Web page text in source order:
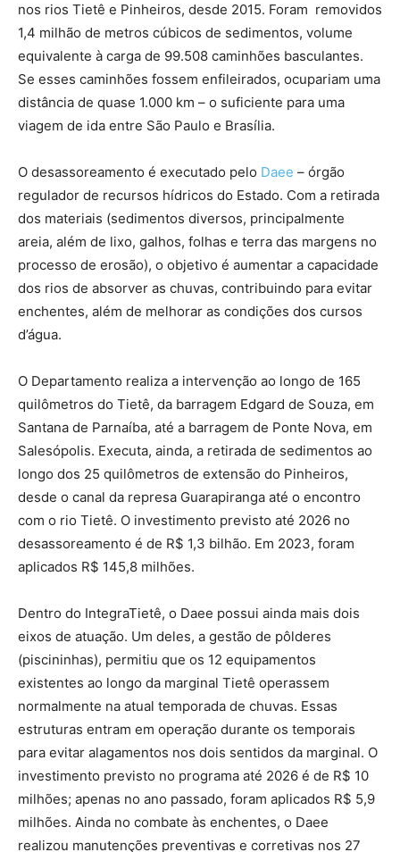
nos rios Tietê e Pinheiros, desde 2015. Foram removidos
1,4 milhão de metros cúbicos de sedimentos, volume
equivalente à carga de 99.508 caminhões basculantes.
Se esses caminhões fossem enfileirados, ocupariam uma
distância de quase 1.000 km – o suficiente para uma
viagem de ida entre São Paulo e Brasília.
O desassoreamento é executado pelo Daee – órgão
regulador de recursos hídricos do Estado. Com a retirada
dos materiais (sedimentos diversos, principalmente
areia, além de lixo, galhos, folhas e terra das margens no
processo de erosão), o objetivo é aumentar a capacidade
dos rios de absorver as chuvas, contribuindo para evitar
enchentes, além de melhorar as condições dos cursos
d’água.
O Departamento realiza a intervenção ao longo de 165
quilômetros do Tietê, da barragem Edgard de Souza, em
Santana de Parnaíba, até a barragem de Ponte Nova, em
Salesópolis. Executa, ainda, a retirada de sedimentos ao
longo dos 25 quilômetros de extensão do Pinheiros,
desde o canal da represa Guarapiranga até o encontro
com o rio Tietê. O investimento previsto até 2026 no
desassoreamento é de R$ 1,3 bilhão. Em 2023, foram
aplicados R$ 145,8 milhões.
Dentro do IntegraTietê, o Daee possui ainda mais dois
eixos de atuação. Um deles, a gestão de pôlderes
(piscininhas), permitiu que os 12 equipamentos
existentes ao longo da marginal Tietê operassem
normalmente na atual temporada de chuvas. Essas
estruturas entram em operação durante os temporais
para evitar alagamentos nos dois sentidos da marginal. O
investimento previsto no programa até 2026 é de R$ 10
milhões; apenas no ano passado, foram aplicados R$ 5,9
milhões. Ainda no combate às enchentes, o Daee
realizou manutenções preventivas e corretivas nos 27